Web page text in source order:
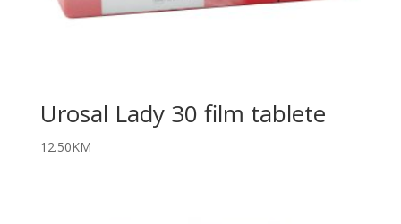
Urosal Lady 30 film tablete
12.50KM